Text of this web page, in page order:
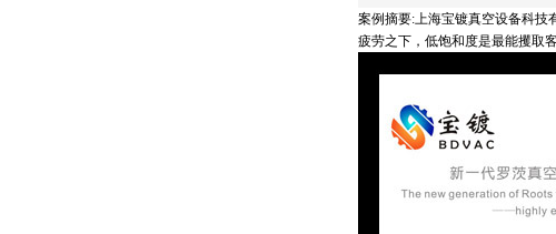
案例摘要:上海宝镀真空设备科技
疲劳之下，低饱和度是最能攫取